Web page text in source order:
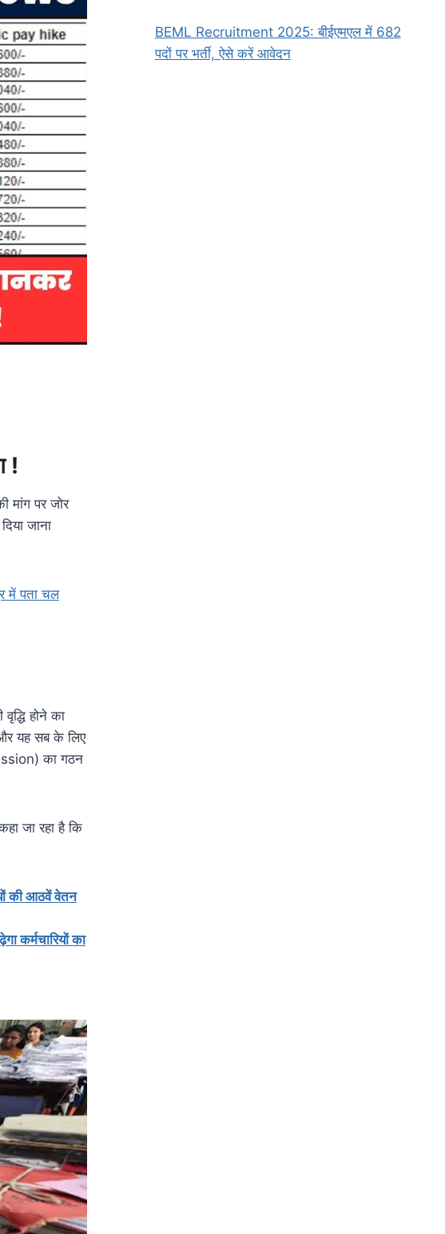
!
मांग पर जोर
जाना
में पता चल
होने का
यह सब के लिए
का गठन
जा रहा है कि
की आठवें वेतन
का
BEML Recruitment 2025: बीईएमएल में 682
पदों पर भर्ती, ऐसे करें आवेदन